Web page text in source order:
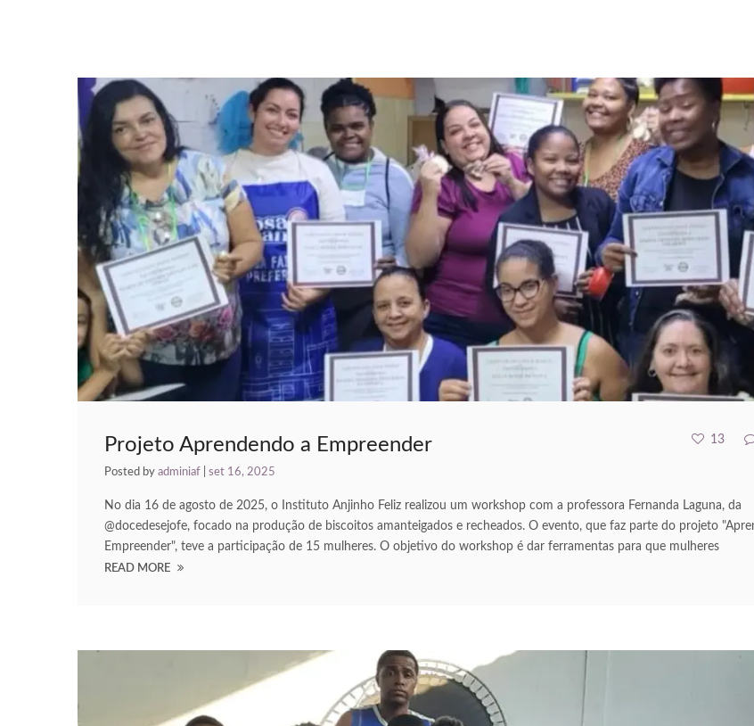
Projeto Aprendendo a Empreender
Posted by adminiaf set 16, 2025
13
No dia 16 de agosto de 2025, o Instituto Anjinho Feliz realizou um workshop com a professora Fernanda Laguna, da
@docedesejofe, focado na produção de biscoitos amanteigados e recheados. O evento, que faz parte do projeto
Empreender", teve a participação de 15 mulheres. O objetivo do workshop é dar ferramentas para que mulheres
READ MORE